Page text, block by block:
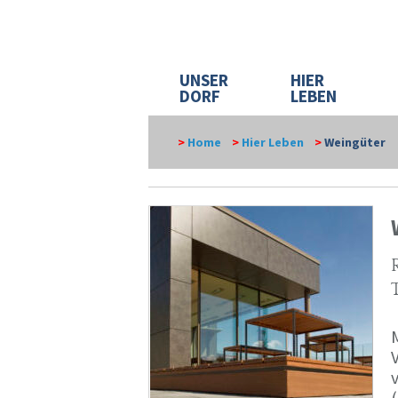
UNSER
DORF
HIER
LEBEN
> Home > Hier Leben >Weingüter